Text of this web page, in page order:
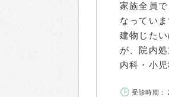
家族全員
なっていま
建物じた
が、院内処
内科・小
受診時期：